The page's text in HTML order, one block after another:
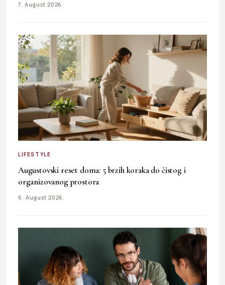
7. August 2026.
LIFESTYLE
Augustovski reset doma: 5 brzih koraka do čistog i
organizovanog prostora
6. August 2026.